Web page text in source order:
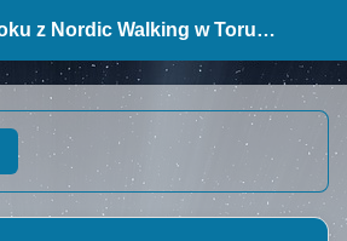
Cztery pory roku z Nordic Walking w Toruniu